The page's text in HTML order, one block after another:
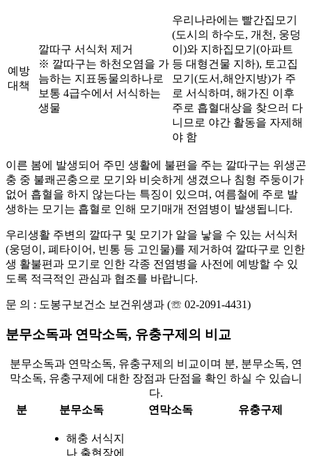
예방
대책
깔따구 서식처 제거
※ 깔따구는 하천오염을 가
늠하는 지표동물의 하나로
보통 4급수에서 서식하는
생물
우리나라에는 빨간집모기
(도시의 하수도, 개천, 웅덩
이)와 지하집모기(아파트
등 대형건물 지하), 토고집
모기(도서,해안지방)가 주
로 서식하며, 해가진 이후
주로 흡혈대상을 찾으러 다
니므로 야간 활동을 자제해
야 함
이른 봄에 발생되어 주민 생활에 불편을 주는 깔따구는 위생곤
충 중 불쾌곤충으로 모기와 비슷하게 생겼으나 침형 주둥이가
없어 흡혈을 하지 않는다는 특징이 있으며, 여름철에 주로 발
생하는 모기는 흡혈로 인해 모기매개 전염병이 발생됩니다.
우리생활 주변의 깔따구 및 모기가 알을 낳을 수 있는 서식처
(웅덩이, 폐타이어, 빈통 등 고인물)를 제거하여 깔따구로 인한
생 활불편과 모기로 인한 각종 전염병을 사전에 예방할 수 있
도록 적극적인 관심과 협조를 바랍니다.
문 의 : 도봉구보건소 보건위생과 (☏ 02-2091-4431)
분무소독과 연막소독, 유충구제의 비교
분무소독과 연막소독, 유충구제의 비교이며 분, 분무소독, 연
막소독, 유충구제에 대한 장점과 단점을 확인 하실 수 있습니
다.
분
분무소독 연막소독 유충구제
해충 서식지
나 출현장에